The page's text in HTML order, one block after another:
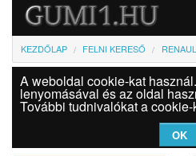
Gumi
Felni
KEZDŐLAP FELNI KERESŐ
A weboldal cookie-kat
lenyomásával és az oldal
További tudnivalókat a
OK